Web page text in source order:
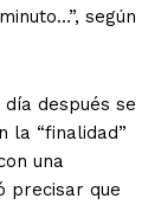
según
después se
la “finalidad”
una
precisar que